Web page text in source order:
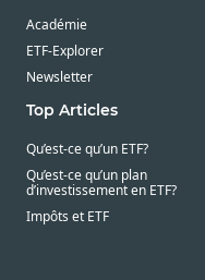
Académie
ETF-Explorer
Newsletter
Top Articles
Qu’est-ce qu’un ETF?
Qu’est-ce qu’un plan
d’investissement en ETF?
Impôts et ETF